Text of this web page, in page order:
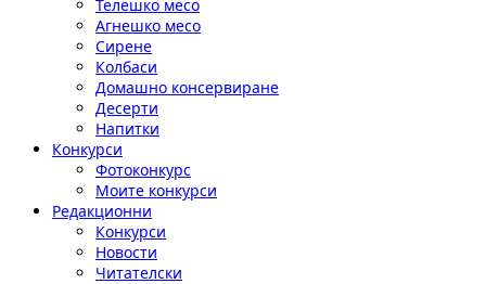
Телешко месо
Агнешко месо
Сирене
Колбаси
Домашно консервиране
Десерти
Напитки
Конкурси
Фотоконкурс
Моите конкурси
Редакционни
Конкурси
Новости
Читателски